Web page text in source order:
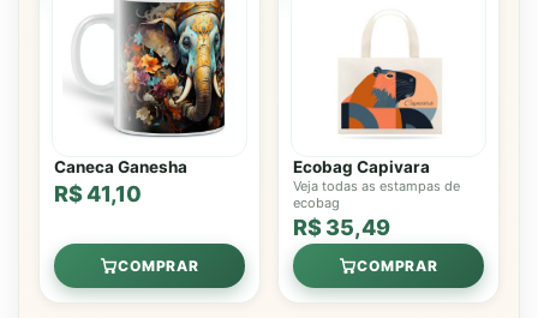
Caneca Ganesha
R$ 41,10
COMPRAR
Ecobag Capivara
Veja todas as estampas de
ecobag
R$ 35,49
COMPRAR